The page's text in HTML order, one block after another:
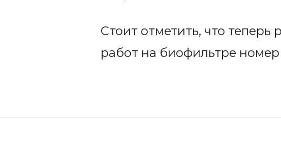
Стоит отметить, что
работ на биофильтре